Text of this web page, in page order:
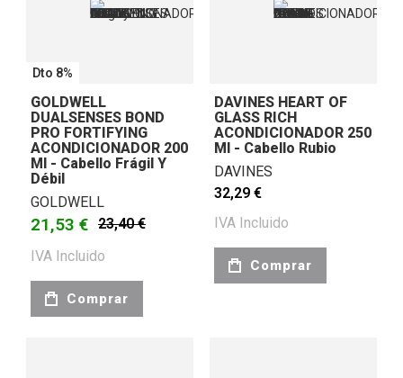
Dto 8%
GOLDWELL
DUALSENSES BOND
PRO FORTIFYING
ACONDICIONADOR 200
Ml - Cabello Frágil Y
Débil
GOLDWELL
21,53 € 23,40 €
IVA Incluido
Comprar
DAVINES HEART OF
GLASS RICH
ACONDICIONADOR 250
Ml - Cabello Rubio
DAVINES
32,29 €
IVA Incluido
Comprar